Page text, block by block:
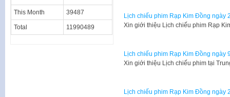
Lịch chiếu phim Rạp Kim Đồng ngày
Xin giới thiệu Lịch chiếu phim Rạp
Lịch chiếu phim Rạp Kim Đồng ngày
Xin giới thiệu Lịch chiếu phim tại
Lịch chiếu phim Rạp Kim Đồng ngày
This Month 39487
Total 11990489